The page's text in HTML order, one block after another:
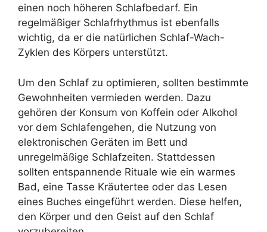
einen noch höheren Schlafbedarf. Ein
regelmäßiger Schlafrhythmus ist ebenfalls
wichtig, da er die natürlichen Schlaf-Wach-
Zyklen des Körpers unterstützt.
Um den Schlaf zu optimieren, sollten bestimmte
Gewohnheiten vermieden werden. Dazu
gehören der Konsum von Koffein oder Alkohol
vor dem Schlafengehen, die Nutzung von
elektronischen Geräten im Bett und
unregelmäßige Schlafzeiten. Stattdessen
sollten entspannende Rituale wie ein warmes
Bad, eine Tasse Kräutertee oder das Lesen
eines Buches eingeführt werden. Diese helfen,
den Körper und den Geist auf den Schlaf